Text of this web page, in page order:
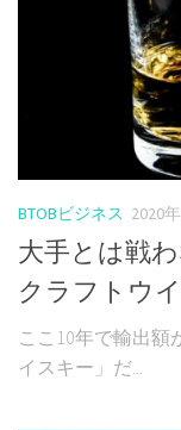
BTOBビジネス 2020
大手とは戦
クラフトウ
ここ10年で輸出額
イスキー」だ...